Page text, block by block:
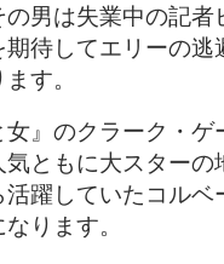
男は失業中の記
待してエリーの
す。
』のクラーク・
ともに大スター
躍していたコル
ります。